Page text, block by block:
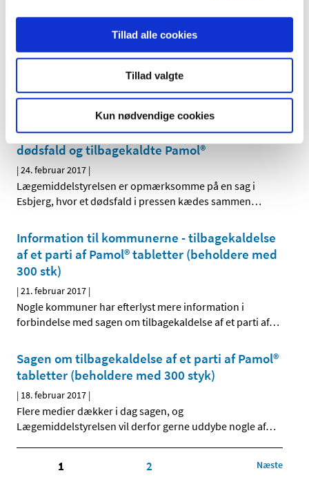
Tillad alle cookies
Tillad valgte
Kun nødvendige cookies
Lægemiddelstyrelsen har fundet sine nye
rådgivere til Rådet for
Lægemiddelstyrelsen har netop konstitueret 11 nye
medlemmer til Rådet for Lægemiddelovervågning, der…
Information om mulig sammenhæng mellem
dødsfald og tilbagekaldte Pamol®
| 24. februar 2017 |
Lægemiddelstyrelsen er opmærksomme på en sag i
Esbjerg, hvor et dødsfald i pressen kædes sammen…
Information til kommunerne - tilbagekaldelse
af et parti af Pamol® tabletter (beholdere med
300 stk)
|21. februar 2017 |
Nogle kommuner har efterlyst mere information i
forbindelse med sagen om tilbagekaldelse af et parti af…
Sagen om tilbagekaldelse af et parti af Pamol®
tabletter (beholdere med 300 styk)
| 18. februar 2017 |
Flere medier dækker i dag sagen, og
Lægemiddelstyrelsen vil derfor gerne uddybe nogle af…
1 2 Næste